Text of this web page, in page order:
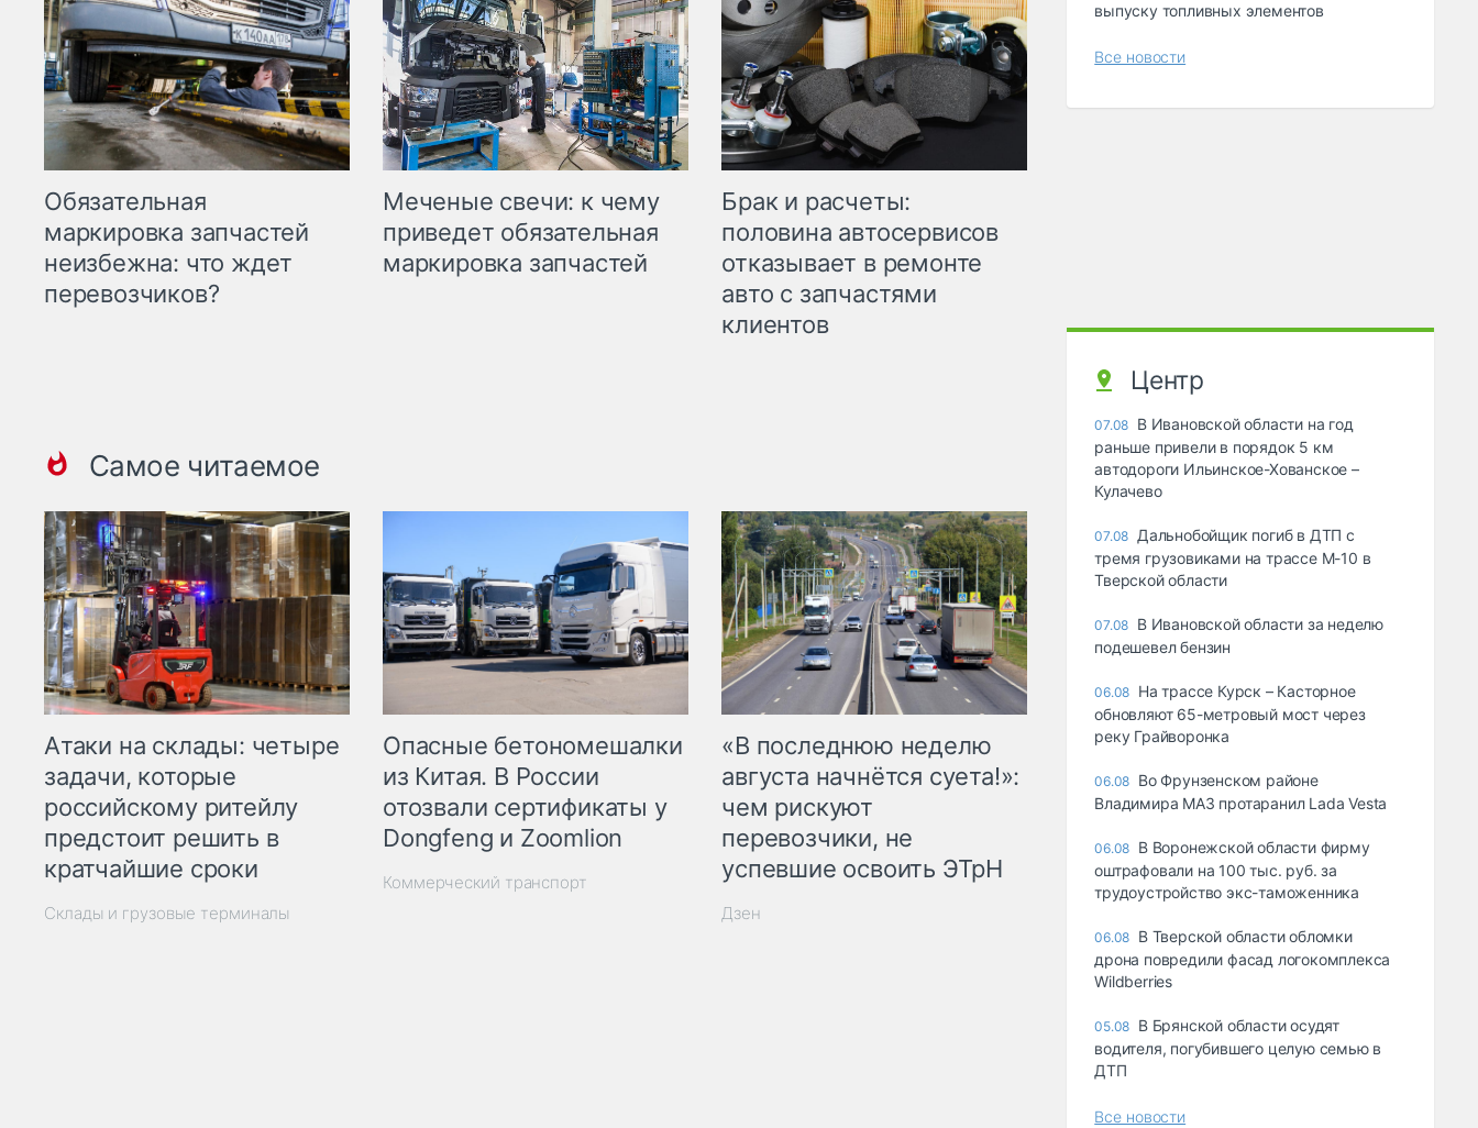
Обязательная
маркировка запчастей
неизбежна: что ждет
перевозчиков?
Меченые свечи: к чему
приведет обязательная
маркировка запчастей
Брак и расчеты:
половина автосервисов
отказывает в ремонте
авто с запчастями
клиентов
Самое читаемое
Атаки на склады: четыре
задачи, которые
российскому ритейлу
предстоит решить в
кратчайшие сроки
Склады и грузовые терминалы
Опасные бетономешалки
из Китая. В России
отозвали сертификаты у
Dongfeng и Zoomlion
Коммерческий транспорт
«В последнюю неделю
августа начнётся суета!»:
чем рискуют
перевозчики, не
успевшие освоить ЭТрН
Дзен
выпуску топливных элементов
Все новости
Центр
07.08 В Ивановской области на год
раньше привели в порядок 5 км
автодороги Ильинское-Хованское –
Кулачево
07.08 Дальнобойщик погиб в ДТП с
тремя грузовиками на трассе М-10 в
Тверской области
07.08 В Ивановской области за неделю
подешевел бензин
06.08 На трассе Курск – Касторное
обновляют 65-метровый мост через
реку Грайворонка
06.08 Во Фрунзенском районе
Владимира МАЗ протаранил Lada Vesta
06.08 В Воронежской области фирму
оштрафовали на 100 тыс. руб. за
трудоустройство экс-таможенника
06.08 В Тверской области обломки
дрона повредили фасад логокомплекса
Wildberries
05.08 В Брянской области осудят
водителя, погубившего целую семью в
ДТП
Все новости